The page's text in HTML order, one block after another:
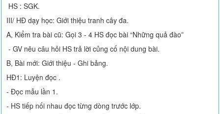
HS : SGK.
III/ HĐ dạy học: Giới thiệu tranh cây đa.
A, Kiểm tra bài cũ: Gọi 3 - 4 HS đọc bài “Những quả đào”
- GV nêu câu hỏi HS trả lời củng cố nội dung bài.
B, Bài mới: Giới thiệu - Ghi bảng.
HĐ1: Luyện đọc .
- Đọc mẫu lần 1.
- HS tiếp nối nhau đọc từng dòng trước lớp.